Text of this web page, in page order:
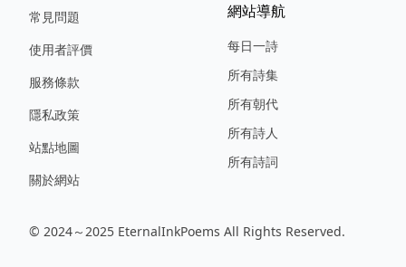
常見問題
使用者評價
服務條款
隱私政策
站點地圖
關於網站
網站導航
每日一詩
所有詩集
所有朝代
所有詩人
所有詩詞
© 2024～2025 EternalInkPoems All Rights Reserved.